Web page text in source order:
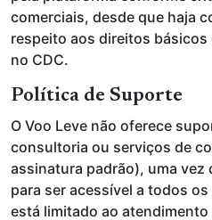
comerciais, desde que haja
respeito aos direitos
no CDC.
Política de Suporte
O Voo Leve não oferece
consultoria ou serviços de
assinatura padrão), uma
para ser acessível a todos
está limitado ao